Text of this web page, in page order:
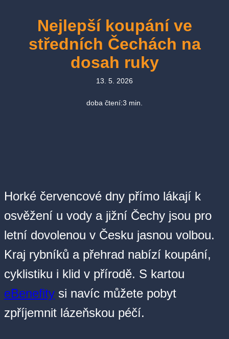
Nejlepší koupání ve
středních Čechách na
dosah ruky
13. 5. 2026
doba čtení:3 min.
Horké červencové dny přímo lákají k
osvěžení u vody a jižní Čechy jsou pro
letní dovolenou v Česku jasnou volbou.
Kraj rybníků a přehrad nabízí koupání,
cyklistiku i klid v přírodě. S kartou
eBenefity si navíc můžete pobyt
zpříjemnit lázeňskou péčí.